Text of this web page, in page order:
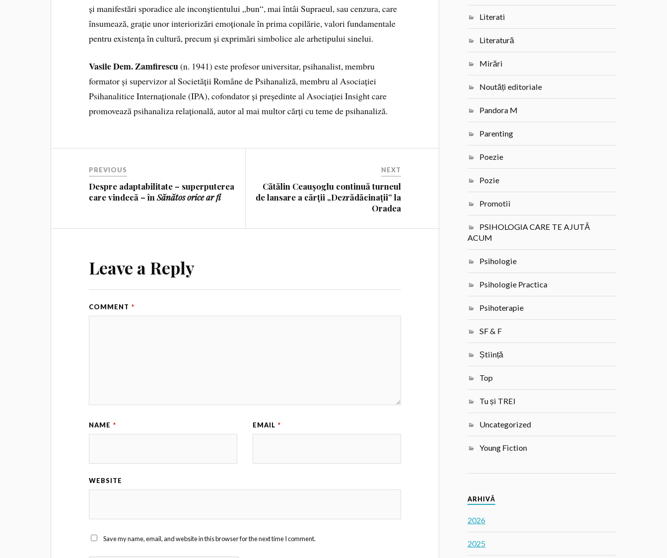
și manifestări sporadice ale inconștientului „bun“, mai întâi Supraeul, sau cenzura, care
însumează, grație unor interiorizări emoționale în prima copilărie, valori fundamentale
pentru existența în cultură, precum și exprimări simbolice ale arhetipului sinelui.
Vasile Dem. Zamfirescu(n. 1941) este profesor universitar, psihanalist, membru
formator și supervizor al Societății Române de Psihanaliză, membru al Asociației
Psihanalitice Internaționale (IPA), cofondator și președinte al Asociației Insight care
promovează psihanaliza relațională, autor al mai multor cărți cu teme de psihanaliză.
PREVIOUS
Despre adaptabilitate – superputerea
care vindecă – înSănătos orice ar fi
NEXT
Cătălin Ceaușoglu continuă turneul
de lansare a cărții „Dezrădăcinații” la
Oradea
Leave a Reply
COMMENT *
NAME * EMAIL *
WEBSITE
Save my name, email, and website in this browser for the next time I comment.
Literati
Literatură
Mirări
Noutăți editoriale
Pandora M
Parenting
Poezie
Pozie
Promotii
PSIHOLOGIA CARE TE AJUTĂ
ACUM
Psihologie
Psihologie Practica
Psihoterapie
SF & F
Știință
Top
Tu și TREI
Uncategorized
Young Fiction
ARHIVĂ
2026
2025